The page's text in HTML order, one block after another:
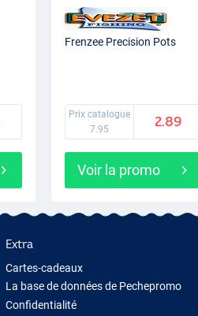
Frenzee Precision Pots
Prix catalogue
7.95
2.89
Voir la promo
Extra
Cartes-cadeaux
La base de données de Pechepromo
Confidentialité